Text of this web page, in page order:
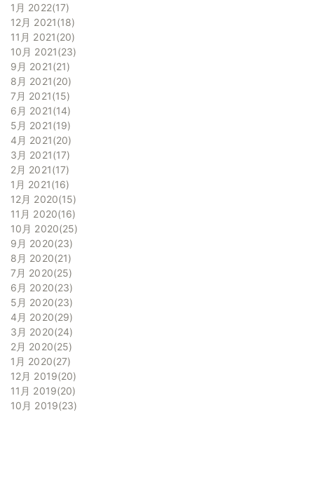
1月 2022 17
12月 2021 18
11月 2021 20
10月 2021 23
9月 2021 21
8月 2021 20
7月 2021 15
6月 2021 14
5月 2021 19
4月 2021 20
3月 2021 17
2月 2021 17
1月 2021 16
12月 2020 15
11月 2020 16
10月 2020 25
9月 2020 23
8月 2020 21
7月 2020 25
6月 2020 23
5月 2020 23
4月 2020 29
3月 2020 24
2月 2020 25
1月 2020 27
12月 2019 20
11月 2019 20
10月 2019 23